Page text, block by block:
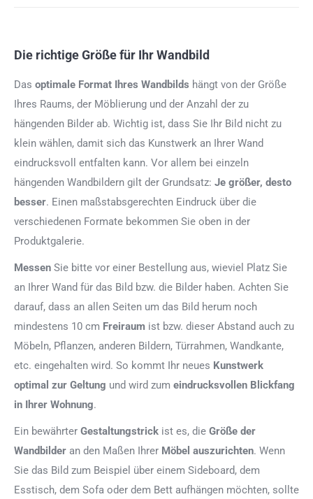
Die richtige Größe für Ihr Wandbild
Das optimale Format Ihres Wandbilds hängt von der Größe
Ihres Raums, der Möblierung und der Anzahl der zu
hängenden Bilder ab. Wichtig ist, dass Sie Ihr Bild nicht zu
klein wählen, damit sich das Kunstwerk an Ihrer Wand
eindrucksvoll entfalten kann. Vor allem bei einzeln
hängenden Wandbildern gilt der Grundsatz: Je größer, desto
besser. Einen maßstabsgerechten Eindruck über die
verschiedenen Formate bekommen Sie oben in der
Produktgalerie.
Messen Sie bitte vor einer Bestellung aus, wieviel Platz Sie
an Ihrer Wand für das Bild bzw. die Bilder haben. Achten Sie
darauf, dass an allen Seiten um das Bild herum noch
mindestens 10 cm Freiraum ist bzw. dieser Abstand auch zu
Möbeln, Pflanzen, anderen Bildern, Türrahmen, Wandkante,
etc. eingehalten wird. So kommt Ihr neues Kunstwerk
optimal zur Geltung und wird zum eindrucksvollen Blickfang
in Ihrer Wohnung.
Ein bewährter Gestaltungstrick ist es, die Größe der
Wandbilder an den Maßen Ihrer Möbel auszurichten. Wenn
Sie das Bild zum Beispiel über einem Sideboard, dem
Esstisch, dem Sofa oder dem Bett aufhängen möchten, sollte